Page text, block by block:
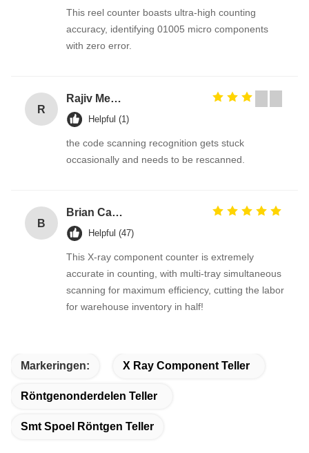
This reel counter boasts ultra-high counting
accuracy, identifying 01005 micro components
with zero error.
R
Rajiv Menon
Helpful (1)
the code scanning recognition gets stuck
occasionally and needs to be rescanned.
B
Brian Carter
Helpful (47)
This X-ray component counter is extremely
accurate in counting, with multi-tray simultaneous
scanning for maximum efficiency, cutting the labor
for warehouse inventory in half!
Markeringen: X Ray Component Teller
Röntgenonderdelen Teller
Smt Spoel Röntgen Teller